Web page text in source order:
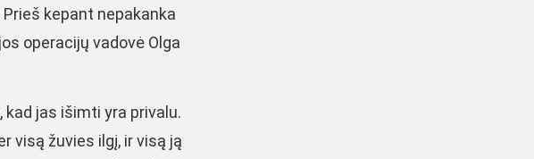
kepant nepakanka
operacijų vadovė Olga
jas išimti yra privalu.
visą žuvies ilgį, ir visą ją